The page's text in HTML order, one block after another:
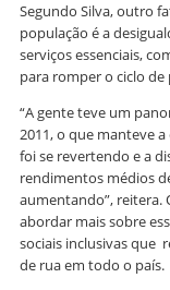
Segundo Silva, outro
população é a
serviços essenciais,
para romper o ciclo
“A gente teve um
2011, o que manteve
foi se revertendo e a
rendimentos médios
aumentando”, reitera.
abordar mais sobre
sociais inclusivas que
de rua em todo o país.